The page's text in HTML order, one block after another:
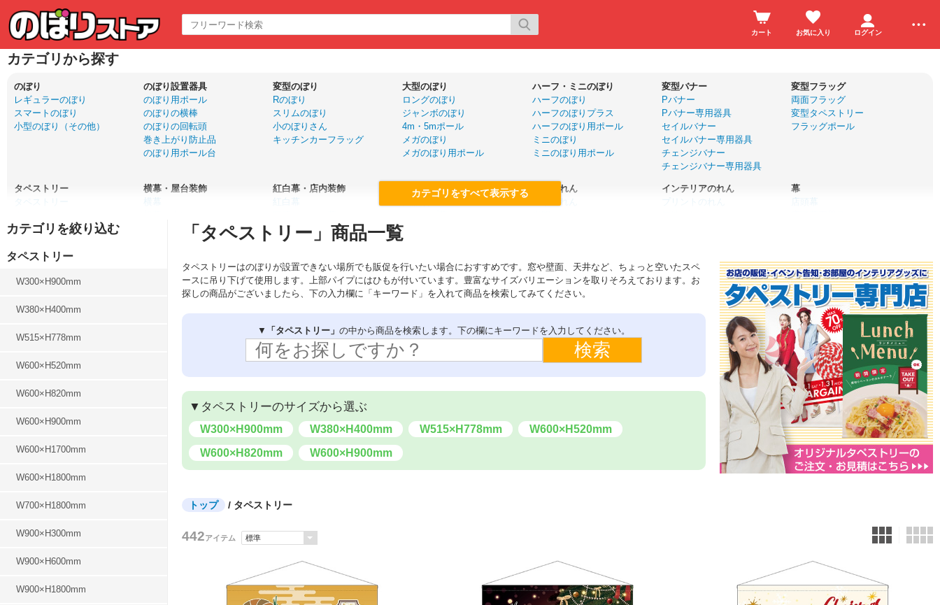
カート お気に入り ログイン
カテゴリから探す
のぼり
レギュラーのぼり
スマートのぼり
小型のぼり（その他）
のぼり設置器具
のぼり用ポール
のぼりの横棒
のぼりの回転頭
巻き上がり防止品
のぼり用ポール台
変型のぼり
Rのぼり
スリムのぼり
小のぼりさん
キッチンカーフラッグ
大型のぼり
ロングのぼり
ジャンボのぼり
4m・5mポール
メガのぼり
メガのぼり用ポール
ハーフ・ミニのぼり
ハーフのぼり
ハーフのぼりプラス
ハーフのぼり用ポール
ミニのぼり
ミニのぼり用ポール
変型バナー
Pバナー
Pバナー専用器具
セイルバナー
セイルバナー専用器具
チェンジバナー
チェンジバナー専用器具
変型フラッグ
両面フラッグ
変型タペストリー
フラッグポール
タペストリー
タペストリー
口上書きタペストリー
横幕・屋台装飾
横幕
吊下旗・POP風船
紅白幕・店内装飾
紅白幕
布ポスター
国旗（販促用）
手旗
名入れ応援旗
店舗のれん
五巾のれん
インテリアのれん
幕
店頭幕
名入れ応援幕
木製サイン
エア看板 1.5m
バナースタンド
パネルPOP
黒板・ボード
ウィンドウシール
展示会用品
テーブルカバー
イスカバー
飛沫感染防止対策用品
メッセージTシャツ
フルカラーTシャツ
前掛け・エプロン
帆前掛け
エプロン
ループ付スカーフ
バンダナ
タオル
タペストリー
W300×H900mm
W380×H400mm
W515×H778mm
W600×H520mm
W600×H820mm
W600×H900mm
W600×H1700mm
W600×H1800mm
W700×H1800mm
W900×H300mm
W900×H600mm
W900×H1800mm
「タペストリー」商品一覧
タペストリーはのぼりが設置できない場所でも販促を行いたい場合におすすめです。窓や壁面、天井など、ちょっと空いたスペ
ースに吊り下げて使用します。上部パイプにはひもが付いています。豊富なサイズバリエーションを取りそろえております。お
探しの商品がございましたら、下の入力欄に「キーワード」を入れて商品を検索してみてください。
▼ 「タペストリー」 の中から商品を検索します。下の欄にキーワードを入力してください。
▼タペストリーのサイズから選ぶ
W300×H900mm W380×H400mm W515×H778mm
W600×H520mm
W600×H820mm
W600×H900mm
トップ / タペストリー
442アイテム